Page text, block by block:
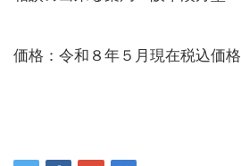
価格：令和８年５月現在税込価格